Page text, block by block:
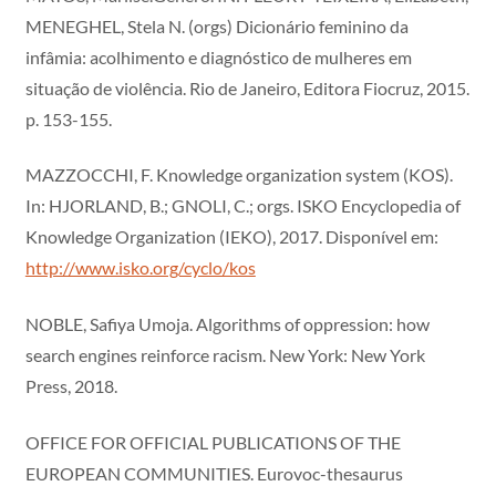
MENEGHEL, Stela N. (orgs) Dicionário feminino da
infâmia: acolhimento e diagnóstico de mulheres em
situação de violência. Rio de Janeiro, Editora Fiocruz, 2015.
p. 153-155.
MAZZOCCHI, F. Knowledge organization system (KOS).
In: HJORLAND, B.; GNOLI, C.; orgs. ISKO Encyclopedia of
Knowledge Organization (IEKO), 2017. Disponível em:
http://www.isko.org/cyclo/kos
NOBLE, Safiya Umoja. Algorithms of oppression: how
search engines reinforce racism. New York: New York
Press, 2018.
OFFICE FOR OFFICIAL PUBLICATIONS OF THE
EUROPEAN COMMUNITIES. Eurovoc-thesaurus